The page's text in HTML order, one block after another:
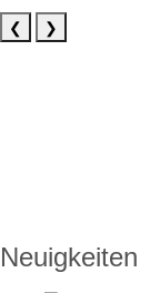
❮ ❯
Neuigkeiten